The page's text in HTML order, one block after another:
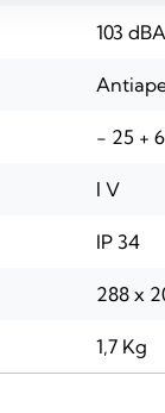
103
- 25 +
l V
IP 34
288 x
1,7 Kg